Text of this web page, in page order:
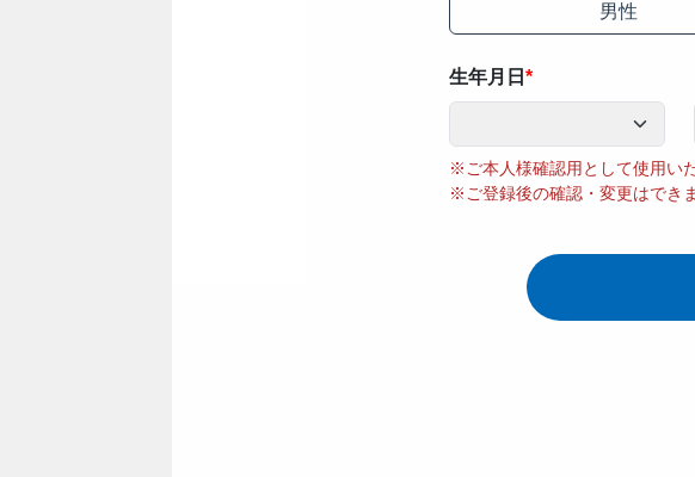
男性
生年月日
※ご本人様確認用として使用い
※ご登録後の確認・変更はでき